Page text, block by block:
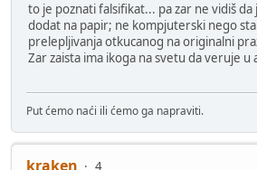
to je poznati falsifikat... pa zar ne vidiš
dodat na papir; ne kompjuterski nego
prelepljivanja otkucanog na originalni
Zar zaista ima ikoga na svetu da veruje
Put ćemo naći ili ćemo ga napraviti.
kraken